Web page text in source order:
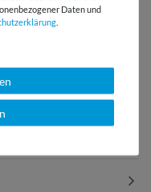
-
D1419
Daten und